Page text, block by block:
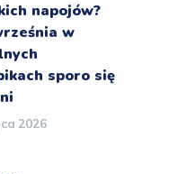
napojów?
w
sporo się
2026